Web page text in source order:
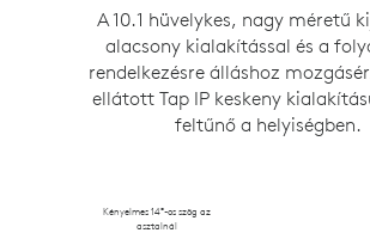
A 10.1 hüvelykes, nagy méretű
alacsony kialakítással és a
rendelkezésre álláshoz
ellátott Tap IP keskeny
feltűnő a helyiségben.
Kényelmes 14°-os szög az
asztalnál